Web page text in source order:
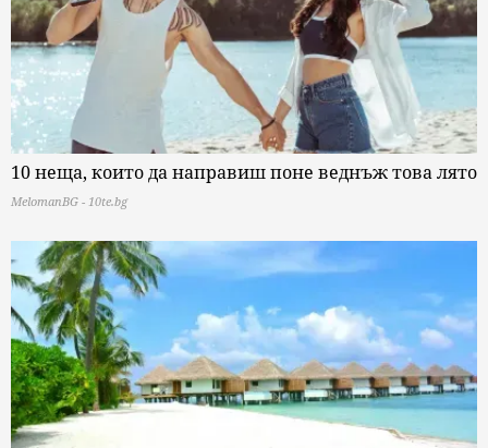
10 неща, които да направиш поне веднъж това лято
MelomanBG - 10te.bg